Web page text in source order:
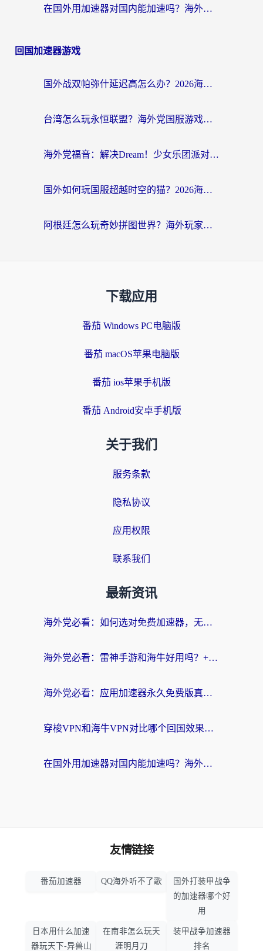
在国外用加速器对国内能加速吗？海外党亲测有效的无缝访问指南
回国加速器游戏
国外战双帕弥什延迟高怎么办？2026海外畅玩国服游戏终极指南（附实测工具推荐）
台湾怎么玩永恒联盟？海外党国服游戏加速器选择全攻略（附3大热门游戏实测）
海外党福音：解决Dream！少女乐团派对！国外延迟的实用指南，附北美英国游戏加速方案
国外如何玩国服超越时空的猫？2026海外党必看的加速器选择指南
阿根廷怎么玩奇妙拼图世界？海外玩家国服游戏加速全攻略（附帕斯卡契约战舰少女解决方案）
下载应用
番茄 Windows PC电脑版
番茄 macOS苹果电脑版
番茄 ios苹果手机版
番茄 Android安卓手机版
关于我们
服务条款
隐私协议
应用权限
联系我们
最新资讯
海外党必看：如何选对免费加速器，无缝访问国内资源不踩坑？
海外党必看：雷神手游和海牛好用吗？+3款热门加速器实测对比，附番茄加速器无缝回国指南
海外党必看：应用加速器永久免费版真的存在吗？教你选对回国加速器无缝刷国内资源
穿梭VPN和海牛VPN对比哪个回国效果更好？海外华人亲测3款热门加速器+避坑指南
在国外用加速器对国内能加速吗？海外党亲测有效的无缝访问指南
友情链接
番茄加速器 QQ海外听不了歌
国外打装甲战争
的加速器哪个好
用
日本用什么加速
器玩天下-异兽山
在南非怎么玩天
涯明月刀
装甲战争加速器
排名